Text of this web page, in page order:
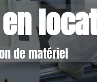
de matériel